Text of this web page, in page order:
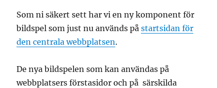
Som ni säkert sett har vi en ny komponent för
bildspel som just nu används påstartsidan för
den centrala webbplatsen.
De nya bildspelen som kan användas på
webbplatsers förstasidor och på särskilda